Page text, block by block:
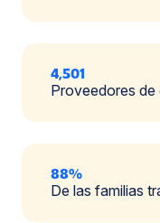
4,501
Proveedores
88%
De las familias